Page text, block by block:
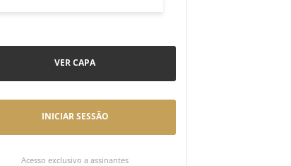
VER CAPA
INICIAR SESSÃO
Acesso exclusivo a assinantes